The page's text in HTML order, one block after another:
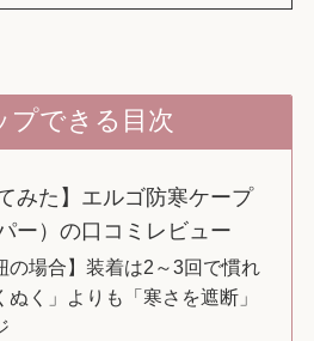
プできる目次
みた】エルゴ防寒ケープ
ー）の口コミレビュー
の場合】装着は2～3回で慣れ
ぬく」よりも「寒さを遮断」